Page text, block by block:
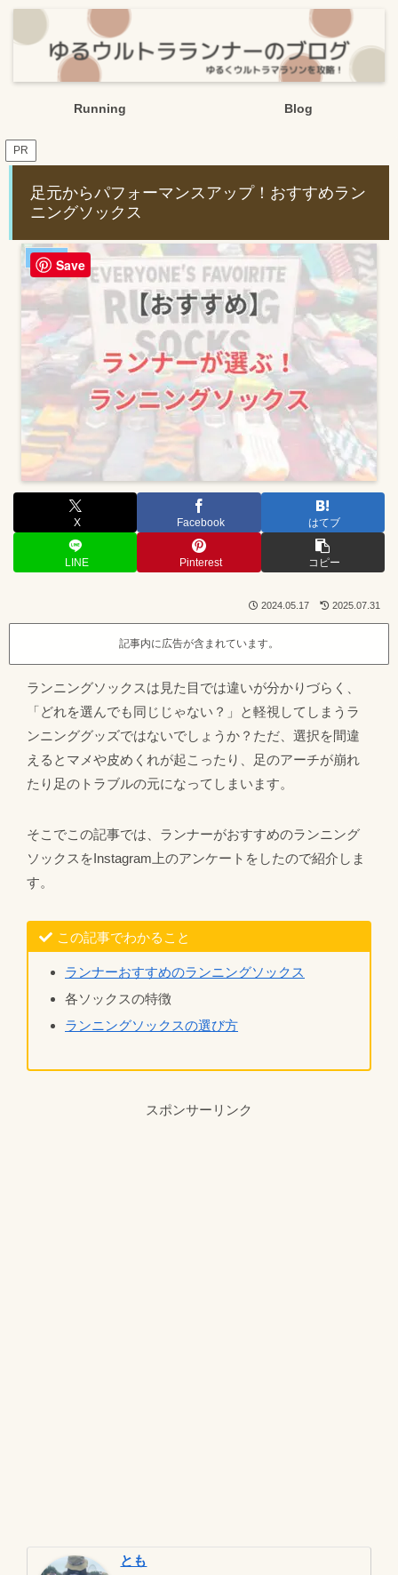
Running Blog
PR
足元からパフォーマンスアップ！おすすめラン
ニングソックス
Running
X Facebook はてブ
LINE Pinterest コピー
2024.05.17 2025.07.31
記事内に広告が含まれています。
ランニングソックスは見た目では違いが分かりづらく、
「どれを選んでも同じじゃない？」と軽視してしまうラ
ンニンググッズではないでしょうか？ただ、選択を間違
えるとマメや皮めくれが起こったり、足のアーチが崩れ
たり足のトラブルの元になってしまいます。
そこでこの記事では、ランナーがおすすめのランニング
ソックスをInstagram上のアンケートをしたので紹介しま
す。
この記事でわかること
ランナーおすすめのランニングソックス
各ソックスの特徴
ランニングソックスの選び方
スポンサーリンク
とも
Save